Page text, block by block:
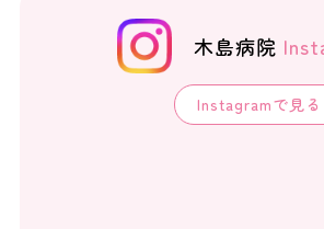
木島病院
Instagramで見る